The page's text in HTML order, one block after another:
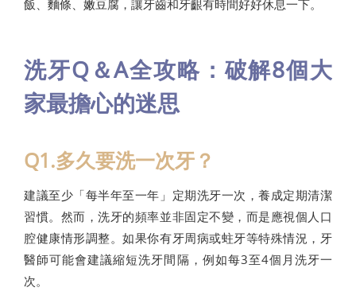
飯、麵條、嫩豆腐，讓牙齒和牙齦有時間好好休息一下。
洗牙Q＆A全攻略：破解8個大
家最擔心的迷思
Q1.多久要洗一次牙？
建議至少「每半年至一年」定期洗牙一次，養成定期清潔
習慣。然而，洗牙的頻率並非固定不變，而是應視個人口
腔健康情形調整。如果你有牙周病或蛀牙等特殊情況，牙
醫師可能會建議縮短洗牙間隔，例如每3至4個月洗牙一
次。